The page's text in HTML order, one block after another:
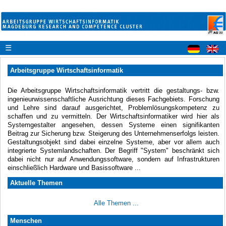
☰
Arbeitsgruppe Wirtschaftsinformatik
Die Arbeitsgruppe Wirtschaftsinformatik vertritt die gestaltungs- bzw.
ingenieurwissenschaftliche Ausrichtung dieses Fachgebiets. Forschung
und Lehre sind darauf ausgerichtet, Problemlösungskompetenz zu
schaffen und zu vermitteln. Der Wirtschaftsinformatiker wird hier als
Systemgestalter angesehen, dessen Systeme einen signifikanten
Beitrag zur Sicherung bzw. Steigerung des Unternehmenserfolgs leisten.
Gestaltungsobjekt sind dabei einzelne Systeme, aber vor allem auch
integrierte Systemlandschaften. Der Begriff "System" beschränkt sich
dabei nicht nur auf Anwendungssoftware, sondern auf Infrastrukturen
einschließlich Hardware und Basissoftware ...
Aktuelle Themen
Alle Themen ...
Menschen